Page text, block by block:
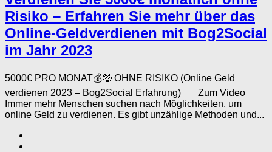
Risiko – Erfahren Sie mehr über das
Online-Geldverdienen mit Bog2Social
im Jahr 2023
5000€ PRO MONAT💰🤑 OHNE RISIKO (Online Geld
verdienen 2023 – Bog2Social Erfahrung) Zum Video
Immer mehr Menschen suchen nach Möglichkeiten, um
online Geld zu verdienen. Es gibt unzählige Methoden und...